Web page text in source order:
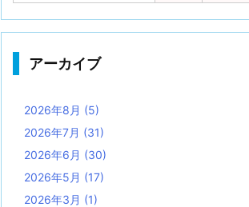
アーカイブ
2026年8月 (5)
2026年7月 (31)
2026年6月 (30)
2026年5月 (17)
2026年3月 (1)